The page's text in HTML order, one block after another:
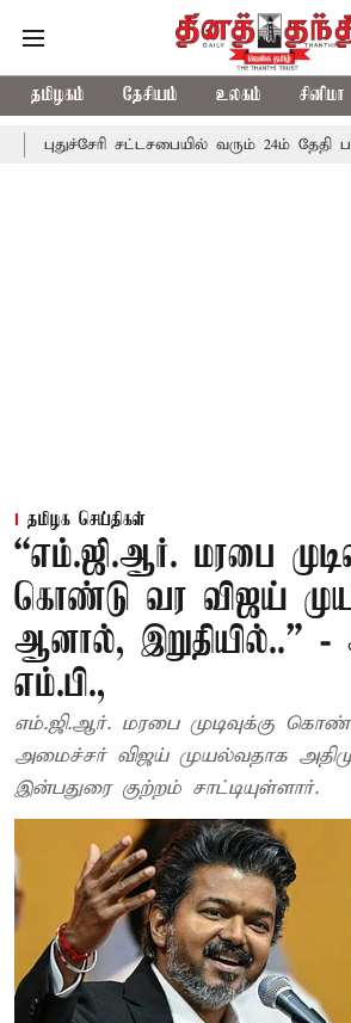
தமிழகம் தேசியம் உலகம் சினிமா
சட்டசபையில் வரும் 24ம் தேதி பட்ஜெட்
தமிழக செய்திகள்
“எம்.ஜி.ஆர். மரபை
கொண்டு வர விஜய்
ஆனால், இறுதியில்..” -
எம்.பி.,
எம்.ஜி.ஆர். மரபை முடிவுக்கு
அமைச்சர் விஜய் முயல்வதாக
இன்பதுரை குற்றம் சாட்டியுள்ளார்.